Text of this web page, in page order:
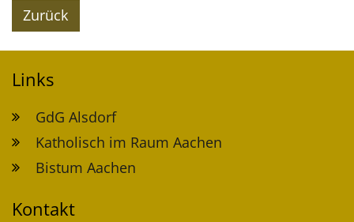
Zurück
Links
GdG Alsdorf
Katholisch im Raum Aachen
Bistum Aachen
Kontakt